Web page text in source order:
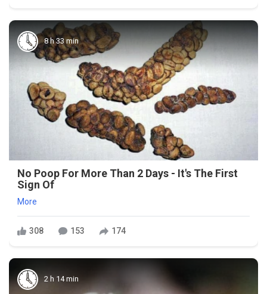
8 h 33 min
No Poop For More Than 2 Days - It's The First
Sign Of
More
308 153 174
2 h 14 min